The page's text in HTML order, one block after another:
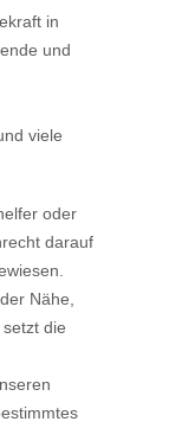
in
und
viele
oder
darauf
Nähe,
die